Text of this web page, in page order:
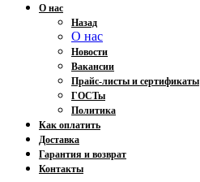
О нас
Назад
О нас
Новости
Вакансии
Прайс-листы и сертификаты
ГОСТы
Политика
Как оплатить
Доставка
Гарантия и возврат
Контакты